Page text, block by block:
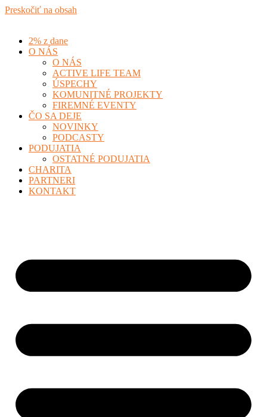
Preskočiť na obsah
2% z dane
O NÁS
O NÁS
ACTIVE LIFE TEAM
ÚSPECHY
KOMUNITNÉ PROJEKTY
FIREMNÉ EVENTY
ČO SA DEJE
NOVINKY
PODCASTY
PODUJATIA
OSTATNÉ PODUJATIA
CHARITA
PARTNERI
KONTAKT